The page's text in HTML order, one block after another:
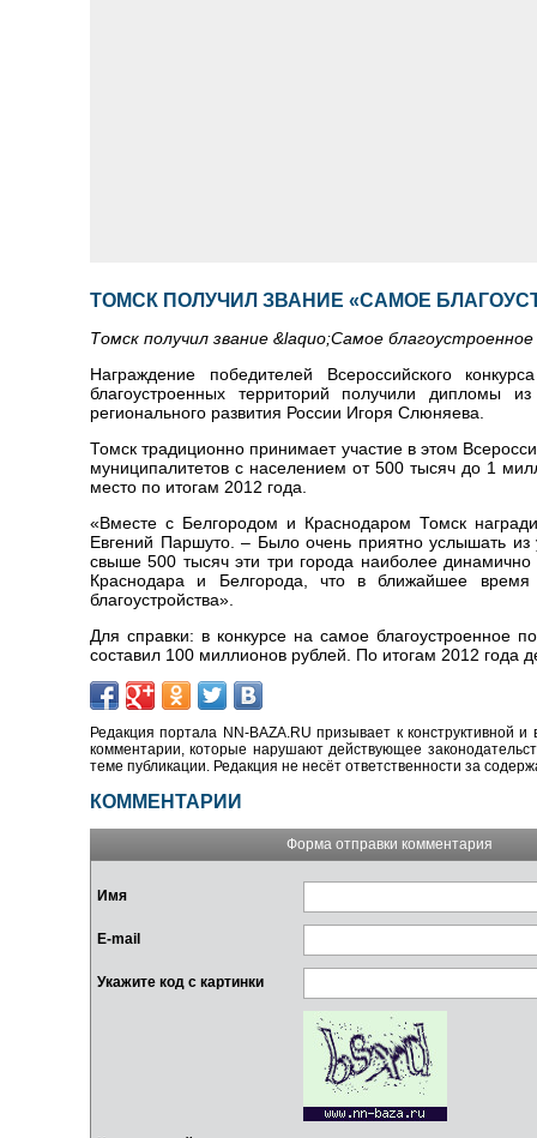
ТОМСК ПОЛУЧИЛ ЗВАНИЕ «САМОЕ
Томск получил звание &laquo;Самое
Награждение победителей Всероссийского
благоустроенных территорий получили дипломы
регионального развития России Игоря Слюняева.
Томск традиционно принимает участие в этом
муниципалитетов с населением от 500 тысяч до 1
место по итогам 2012 года.
«Вместе с Белгородом и Краснодаром Томск
Евгений Паршуто. – Было очень приятно услышать из
свыше 500 тысяч эти три города наиболее
Краснодара и Белгорода, что в ближайшее
благоустройства».
Для справки: в конкурсе на самое благоустроенное
составил 100 миллионов рублей. По итогам 2012 года
Редакция портала NN-BAZA.RU призывает к конструктивной
комментарии, которые нарушают действующее
теме публикации. Редакция не несёт ответственности за
КОММЕНТАРИИ
Форма отправки комментария
Имя
E-mail
Укажите код с картинки